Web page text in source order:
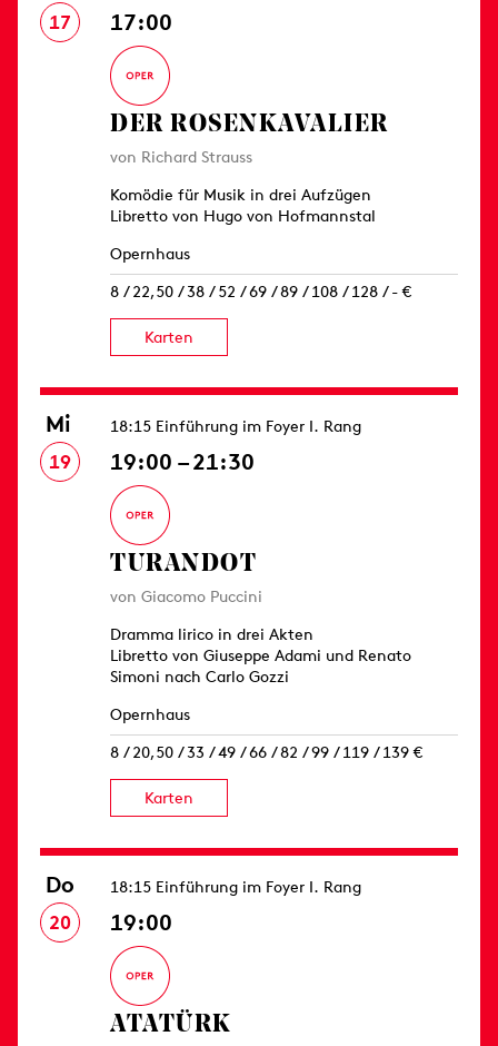
17 17:00
DER ROSEN­KAVALIER
von Richard Strauss
Komödie für Musik in drei Aufzügen
Libretto von Hugo von Hofmannstal
Opernhaus
8 / 22,50 / 38 / 52 / 69 / 89 / 108 / 128 / - €
Karten
Mi
19
18:15 Einführung im Foyer I. Rang
19:00 – 21:30
TURANDOT
von Giacomo Puccini
Dramma lirico in drei Akten
Libretto von Giuseppe Adami und Renato
Simoni nach Carlo Gozzi
Opernhaus
8 / 20,50 / 33 / 49 / 66 / 82 / 99 / 119 / 139 €
Karten
Do
20
18:15 Einführung im Foyer I. Rang
19:00
ATATÜRK